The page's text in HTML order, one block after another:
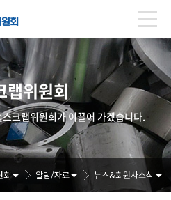
랩위원회
크랩위원회가 이끌어 가겠습니다.
회 알림/자료 뉴스&회원사소식